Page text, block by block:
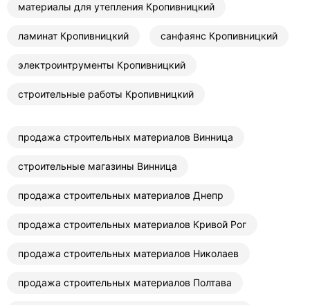
материалы для утепления Кропивницкий
ламинат Кропивницкий санфаянс Кропивницкий
электроинтрументы Кропивницкий
строительные работы Кропивницкий
продажа строительных материалов Винница
строительные магазины Винница
продажа строительных материалов Днепр
продажа строительных материалов Кривой Рог
продажа строительных материалов Николаев
продажа строительных материалов Полтава